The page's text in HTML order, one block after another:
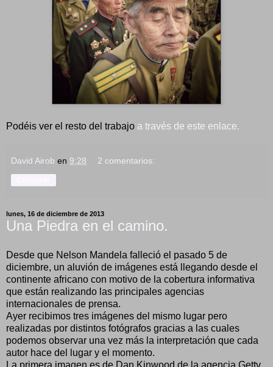
Podéis ver el resto del trabajo a través de este enlace.
David Airob en 9:28 2 comentarios:
lunes, 16 de diciembre de 2013
Una Piedra en el camino.
Desde que Nelson Mandela falleció el pasado 5 de
diciembre, un aluvión de imágenes está llegando desde el
continente africano con motivo de la cobertura informativa
que están realizando las principales agencias
internacionales de prensa.
Ayer recibimos tres imágenes del mismo lugar pero
realizadas por distintos fotógrafos gracias a las cuales
podemos observar una vez más la interpretación que cada
autor hace del lugar y el momento.
La primera imagen es de Dan Kinwood de la agencia Getty